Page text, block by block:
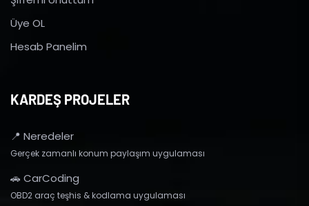
Üye OL
Hesab Panelim
KARDEŞ PROJELER
📍 Neredeler
Gerçek zamanlı konum paylaşım uygulaması
🚗 CarCoding
OBD2 araç teşhis & kodlama uygulaması